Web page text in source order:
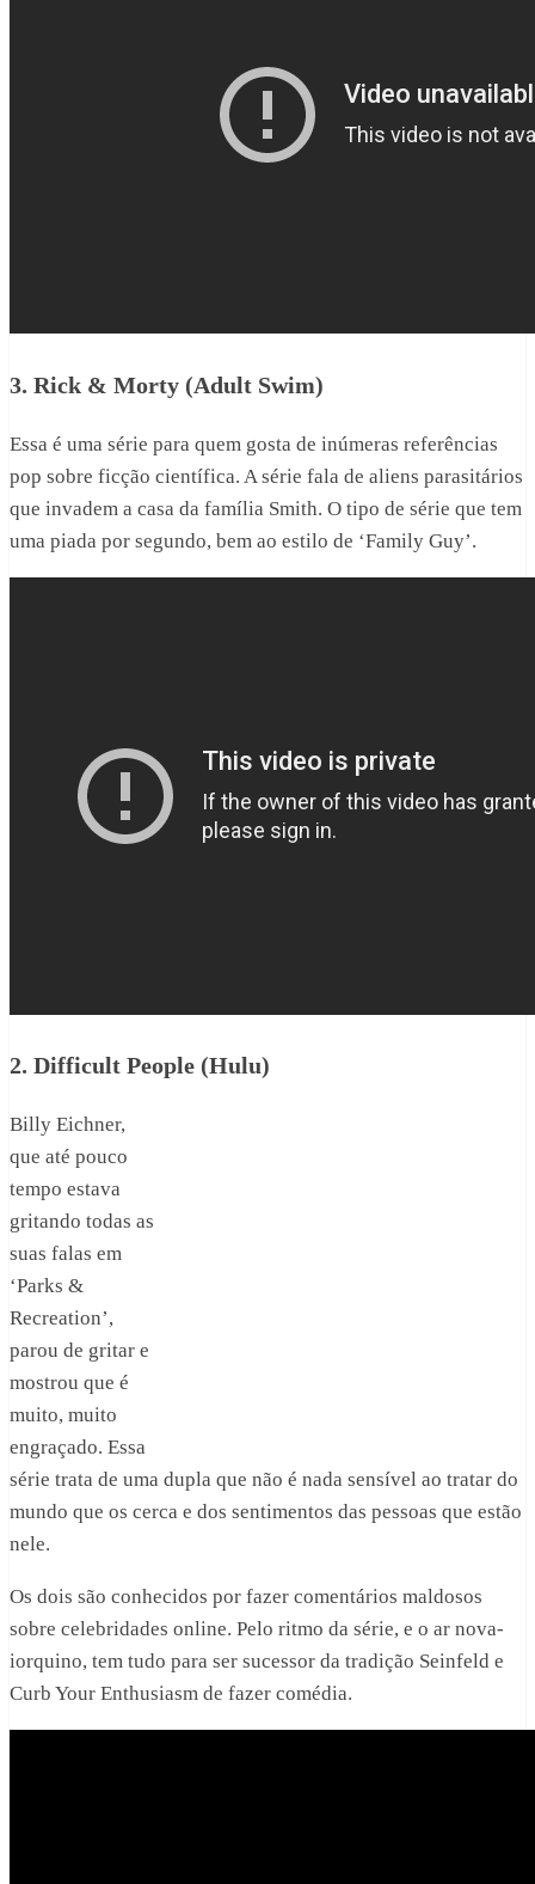
3. Rick & Morty (Adult Swim)
Essa é uma série para quem gosta de inúmeras referências
pop sobre ficção científica. A série fala de aliens parasitários
que invadem a casa da família Smith. O tipo de série que tem
uma piada por segundo, bem ao estilo de ‘Family Guy’.
2. Difficult People (Hulu)
Billy Eichner,
que até pouco
tempo estava
gritando todas as
suas falas em
‘Parks &
Recreation’,
parou de gritar e
mostrou que é
muito, muito
engraçado. Essa
série trata de uma dupla que não é nada sensível ao tratar do
mundo que os cerca e dos sentimentos das pessoas que estão
nele.
Os dois são conhecidos por fazer comentários maldosos
sobre celebridades online. Pelo ritmo da série, e o ar nova-
iorquino, tem tudo para ser sucessor da tradição Seinfeld e
Curb Your Enthusiasm de fazer comédia.